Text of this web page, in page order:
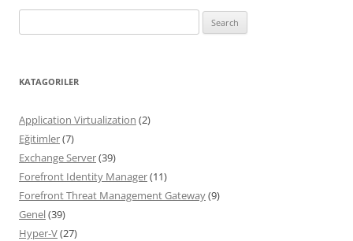
for:
KATAGORILER
Application Virtualization (2)
Eğitimler(7)
Exchange Server(39)
Forefront Identity Manager(11)
Forefront Threat Management Gateway(9)
Genel(39)
Hyper-V(27)